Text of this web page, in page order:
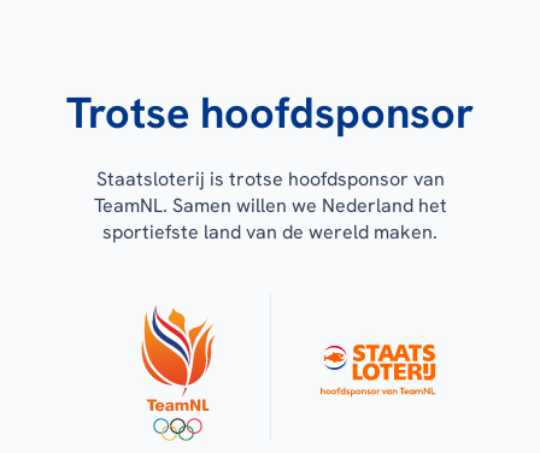
Trotse hoofdsponsor
Staatsloterij is trotse hoofdsponsor van
TeamNL. Samen willen we Nederland het
sportiefste land van de wereld maken.